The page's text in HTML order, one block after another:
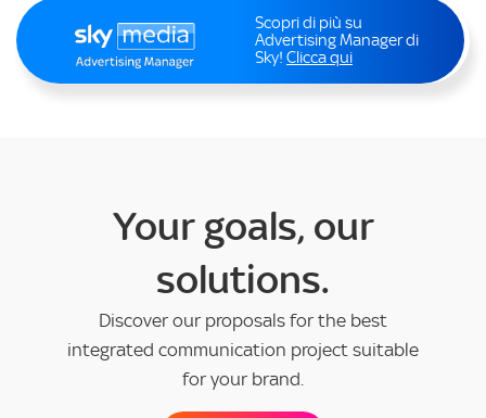
Scopri di più su
Advertising Manager di
Sky! Clicca qui
Your goals, our
solutions.
Discover our proposals for the best
integrated communication project suitable
for your brand.